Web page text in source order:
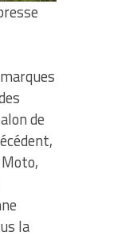
de
la